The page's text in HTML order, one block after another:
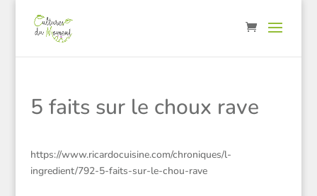
5 faits sur le choux rave
https://www.ricardocuisine.com/chroniques/l-
ingredient/792-5-faits-sur-le-chou-rave